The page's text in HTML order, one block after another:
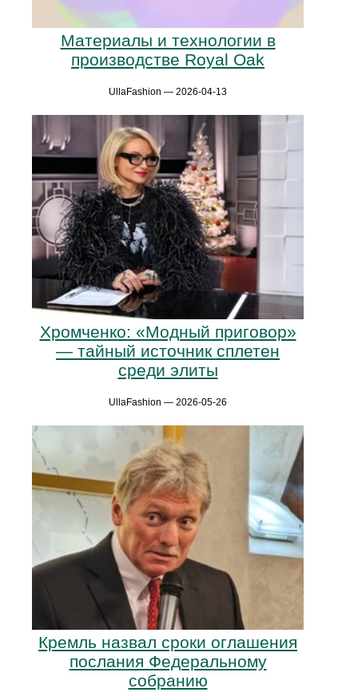
Материалы и технологии в
производстве Royal Oak
UllaFashion — 2026-04-13
Хромченко: «Модный приговор»
— тайный источник сплетен
среди элиты
UllaFashion — 2026-05-26
Кремль назвал сроки оглашения
послания Федеральному
собранию